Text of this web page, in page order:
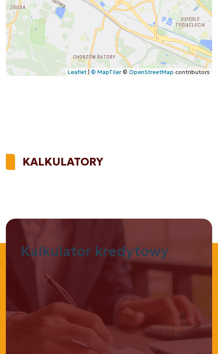
Leaflet| © MapTiler© OpenStreetMap contributors
KALKULATORY
Kalkulator kredytowy